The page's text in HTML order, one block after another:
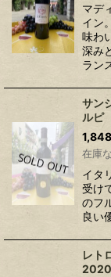
マデ
イン
味わ
深み
ラン
サン
ル
1,848
在庫
イタ
受け
のフ
良い
レト
2020